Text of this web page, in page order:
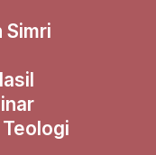
Simri